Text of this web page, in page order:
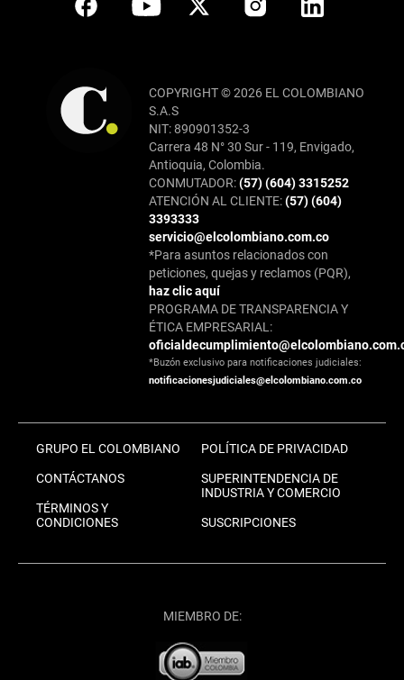
COPYRIGHT © 2026 EL COLOMBIANO
S.A.S
NIT: 890901352-3
Carrera 48 N° 30 Sur - 119, Envigado,
Antioquia, Colombia.
CONMUTADOR:(57) (604) 3315252
ATENCIÓN AL CLIENTE:(57) (604)
3393333
servicio@elcolombiano.com.co
*Para asuntos relacionados con
peticiones, quejas y reclamos (PQR),
haz clic aquí
PROGRAMA DE TRANSPARENCIA Y
ÉTICA EMPRESARIAL:
*Buzón exclusivo para notificaciones judiciales:
notificacionesjudiciales@elcolombiano.com.co
GRUPO EL COLOMBIANO
CONTÁCTANOS
TÉRMINOS Y
CONDICIONES
POLÍTICA DE PRIVACIDAD
SUPERINTENDENCIA DE
INDUSTRIA Y COMERCIO
SUSCRIPCIONES
MIEMBRO DE: